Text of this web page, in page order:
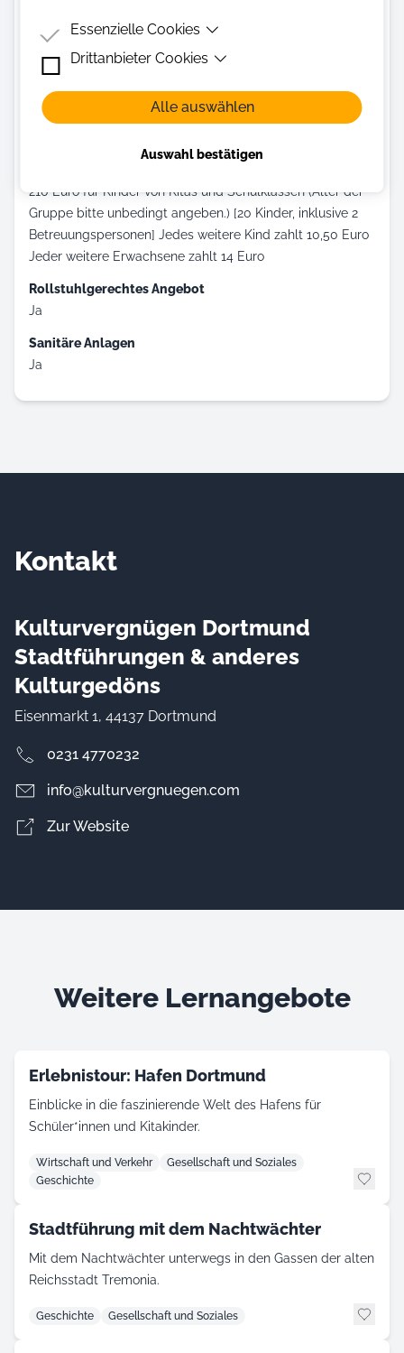
Jahrgangsstufen 11–13
Dauer
Teilnehmerzahl
210 Euro für Kinder von Kitas und Schulklassen (Alter der
Gruppe bitte unbedingt angeben.) [20 Kinder, inklusive 2
Betreuungspersonen] Jedes weitere Kind zahlt 10,50 Euro
Jeder weitere Erwachsene zahlt 14 Euro
Rollstuhlgerechtes Angebot
Ja
Sanitäre Anlagen
Ja
Kontakt
Kulturvergnügen Dortmund
Stadtführungen & anderes
Kulturgedöns
Eisenmarkt 1, 44137 Dortmund
0231 4770232
info@kulturvergnuegen.com
Zur Website
Weitere Lernangebote
Erlebnistour: Hafen Dortmund
Einblicke in die faszinierende Welt des Hafens für
Schüler*innen und Kitakinder.
Wirtschaft und Verkehr
Gesellschaft und Soziales
Geschichte
Stadtführung mit dem Nachtwächter
Mit dem Nachtwächter unterwegs in den Gassen der alten
Reichsstadt Tremonia.
Geschichte Gesellschaft und Soziales
Essenzielle Cookies
Essenzielle Cookies sind Cookies, welche für die
Drittanbieter Cookies
Drittanbieter Cookies sind Cookies, die
Drittanbieter-Software setzen, um Funktionen wie
Youtube oder Vimeo Videos zu ermöglichen.
Alle auswählen
Auswahl bestätigen